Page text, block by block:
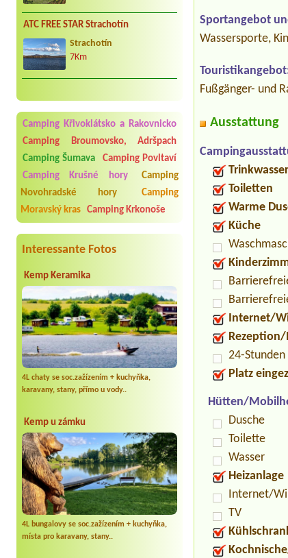
ATC FREE STAR Strachotín
Strachotín
7Km
Camping Křivoklátsko a Rakovnicko
Camping Broumovsko, Adršpach
Camping Šumava
Camping Povltaví
Camping Krušné hory
Camping
Novohradské hory
Camping
Moravský kras Camping Krkonoše
Interessante Fotos
Kemp Keramika
4L chaty se soc.zažízením + kuchyňka,
karavany, stany, přímo u vody..
Kemp u zámku
4L bungalovy se soc.zažízením + kuchyňka,
místa pro karavany, stany..
Sportangebot
Wassersporte,
Fußgänger- und
Ausstattung
Trinkwasser
Toiletten
Warme
Küche
Internet/
24-
Platz
Hütten/
Dusche
Toilette
Wasser
Heizanlage
Internet/
TV